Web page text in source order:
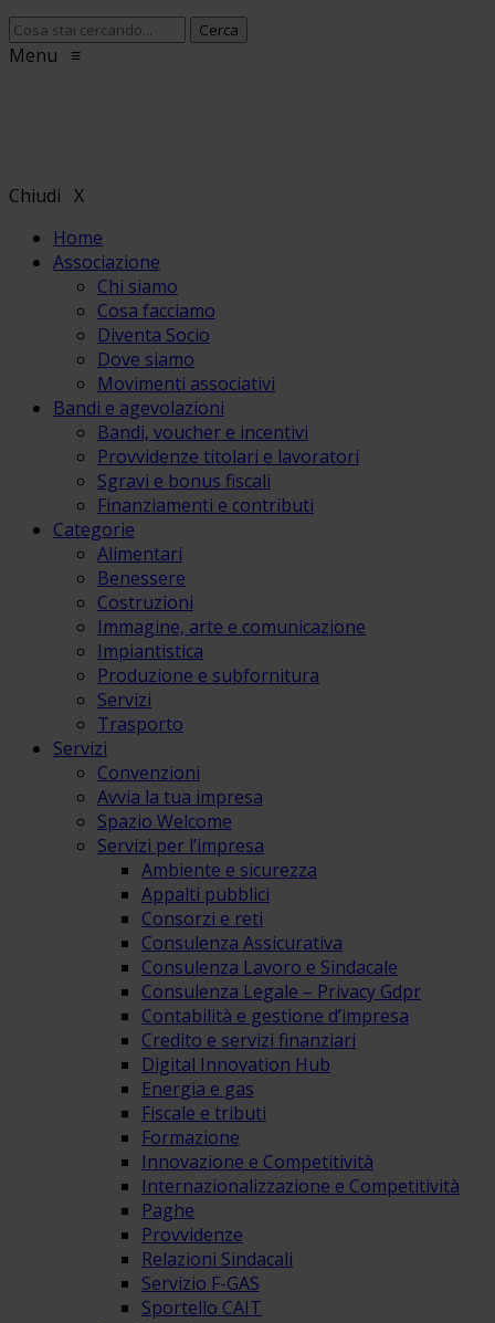
Menu ≡
Chiudi X
Home
Associazione
Chi siamo
Cosa facciamo
Diventa Socio
Dove siamo
Movimenti associativi
Bandi e agevolazioni
Bandi, voucher e incentivi
Provvidenze titolari e lavoratori
Sgravi e bonus fiscali
Finanziamenti e contributi
Categorie
Alimentari
Benessere
Costruzioni
Immagine, arte e comunicazione
Impiantistica
Produzione e subfornitura
Servizi
Trasporto
Servizi
Convenzioni
Avvia la tua impresa
Spazio Welcome
Servizi per l’impresa
Ambiente e sicurezza
Appalti pubblici
Consorzi e reti
Consulenza Assicurativa
Consulenza Lavoro e Sindacale
Consulenza Legale – Privacy Gdpr
Contabilità e gestione d’impresa
Credito e servizi finanziari
Digital Innovation Hub
Energia e gas
Fiscale e tributi
Formazione
Innovazione e Competitività
Internazionalizzazione e Competitività
Paghe
Provvidenze
Relazioni Sindacali
Servizio F-GAS
Sportello CAIT